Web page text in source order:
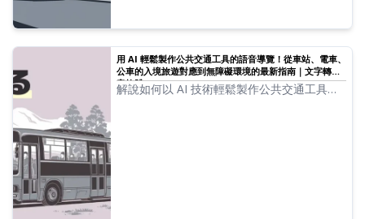
用 AI 輕鬆製作公共交通工具的語音導覽！從車站、電車、
公車的入境旅遊對應到無障礙環境的最新指南｜文字轉語
音軟體 Ondoku
解說如何以 AI 技術輕鬆製作公共交通工具的